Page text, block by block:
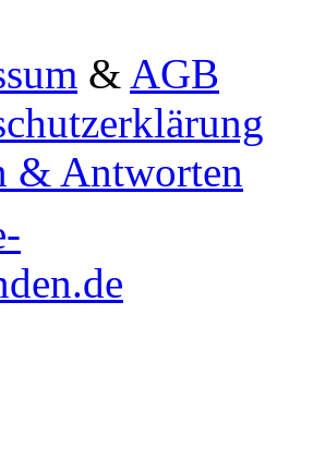
& AGB
& Antworten